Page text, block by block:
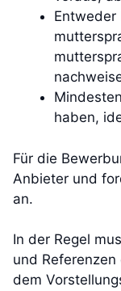
Entweder
haben,
Für die
Anbieter und
an.
In der Regel
und
dem